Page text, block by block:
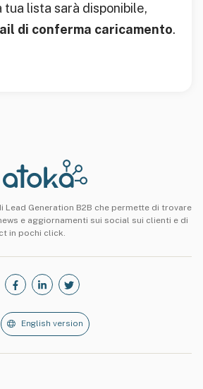
tua lista sarà disponibile,
di conferma caricamento.
Lead Generation B2B che permette di trovare
e aggiornamenti sui social sui clienti e di
in pochi click.
English version